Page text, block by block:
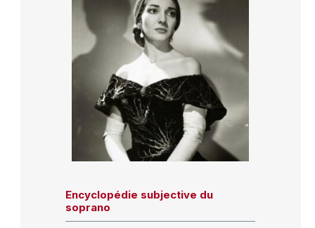
Encyclopédie subjective du
soprano